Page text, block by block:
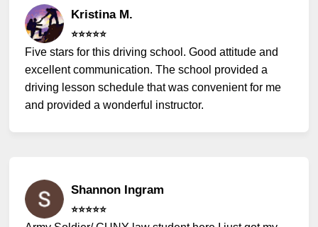
Kristina M.
⭐️⭐️⭐️⭐️⭐️
Five stars for this driving school. Good attitude and
excellent communication. The school provided a
driving lesson schedule that was convenient for me
and provided a wonderful instructor.
Shannon Ingram
⭐️⭐️⭐️⭐️⭐️